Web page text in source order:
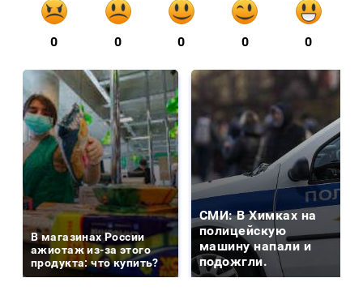
0 0 0 0 0
В магазинах России
ажиотаж из-за этого
продукта: что купить?
СМИ: В Химках на
полицейскую
машину напали и
подожгли.